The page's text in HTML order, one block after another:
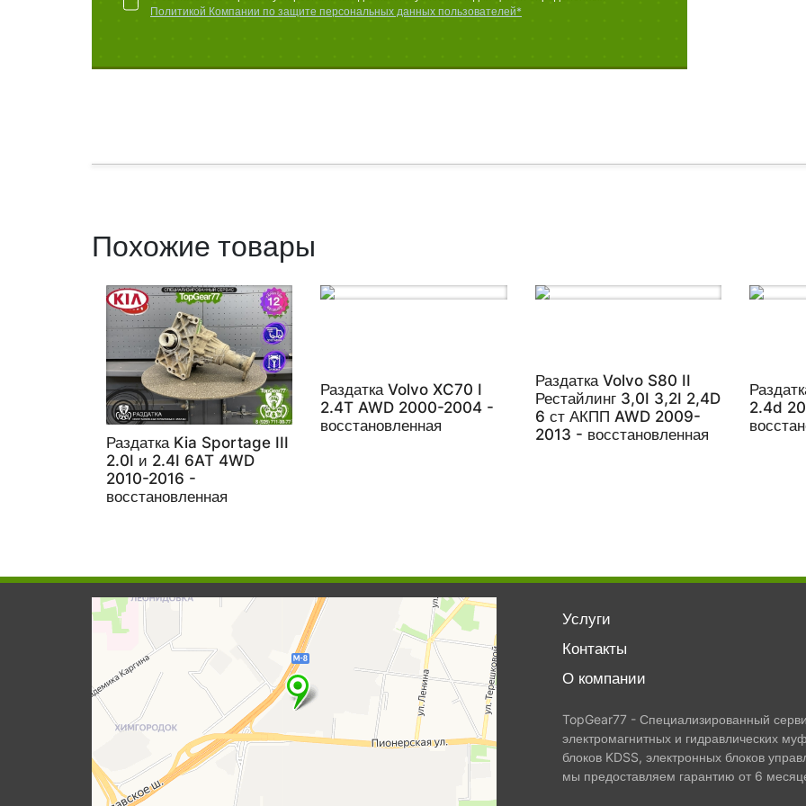
Политикой Компании по защите персональных данных пользователей*
Похожие товары
Раздатка Kia Sportage III
2.0I и 2.4I 6AT 4WD
2010-2016 -
восстановленная
Раздатка Volvo XC70 I
2.4T AWD 2000-2004 -
восстановленная
Раздатка Volvo S80 II
Рестайлинг 3,0I 3,2I 2,4D
6 ст АКПП AWD 2009-
2013 - восстановленная
2.4d
Услуги
Контакты
О компании
TopGear77 - Специализированный
электромагнитных и гидравлических
блоков KDSS, электронных блоков
мы предоставляем гарантию от 6